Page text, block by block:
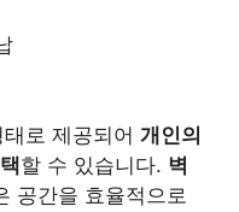
로 제공되어 개인의
할 수 있습니다. 벽
공간을 효율적으로